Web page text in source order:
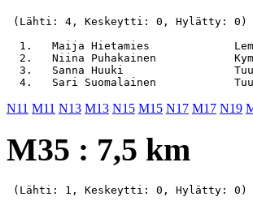
(Lähti: 4, Keskeytti: 0, Hylätty: 0)
1.   Maija Hietamies
2.   Niina Puhakainen
3.   Sanna Huuki
N11 M11 N13 M13 N15 M15 N17 M17 N19
M35 : 7,5 km
(Lähti: 1, Keskeytti: 0, Hylätty: 0)